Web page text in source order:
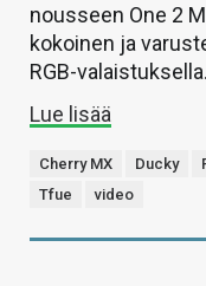
nousseen One 2
kokoinen ja
RGB-valaistuksella.
Lue lisää
Cherry MX Ducky
Tfue
video